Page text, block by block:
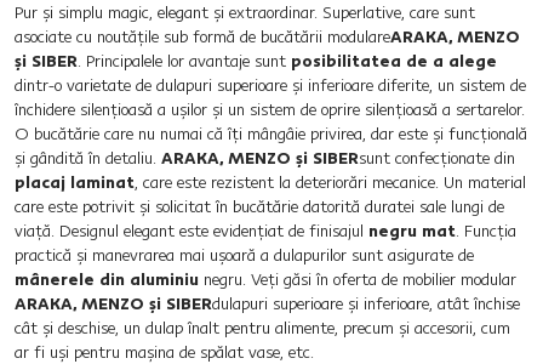
Pur şi simplu magic, elegant şi extraordinar. Superlative, care sunt
asociate cu noutăţile sub formă de bucătării modulareARAKA, MENZO
şi SIBER. Principalele lor avantaje sunt posibilitatea de a alege
dintr-o varietate de dulapuri superioare şi inferioare diferite, un sistem de
închidere silenţioasă a uşilor şi un sistem de oprire silenţioasă a sertarelor.
O bucătărie care nu numai că îţi mângâie privirea, dar este şi funcţională
şi gândită în detaliu. ARAKA, MENZO şi SIBERsunt confecţionate din
placaj laminat, care este rezistent la deteriorări mecanice. Un material
care este potrivit şi solicitat în bucătărie datorită duratei sale lungi de
viaţă. Designul elegant este evidenţiat de finisajul negru mat. Funcţia
practică şi manevrarea mai uşoară a dulapurilor sunt asigurate de
mânerele din aluminiu negru. Veţi găsi în oferta de mobilier modular
ARAKA, MENZO şi SIBERdulapuri superioare şi inferioare, atât închise
cât şi deschise, un dulap înalt pentru alimente, precum şi accesorii, cum
ar fi uşi pentru maşina de spălat vase, etc.